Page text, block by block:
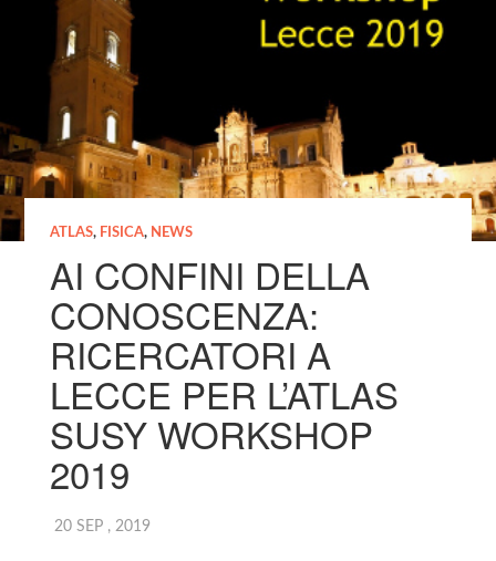
ATLAS, FISICA, NEWS
AI CONFINI DELLA
CONOSCENZA:
RICERCATORI A
LECCE PER L’ATLAS
SUSY WORKSHOP
2019
20 SEP , 2019